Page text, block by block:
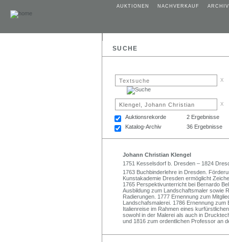
AUKTIONEN NACHVERKAUF ARCHIV
SUCHE
x
x
Auktionsrekorde
2 Ergebnisse
Katalog-Archiv
36 Ergebnisse
Johann Christian Klengel
1751 Kesselsdorf b. Dresden – 1824
1763 Buchbinderlehre in Dresden.
Kunstakademie Dresden ermöglicht
1765 Perspektivunterricht bei Bernardo
Ausbildung zum Landschaftsmaler sowie
Radierungen. 1777 Ernennung zum
Landschafsmalerei. 1786 Ernennung zum
Italienreise im Rahmen eines
sowohl in der Malerei als auch in
und 1816 zum ordentlichen Professor an